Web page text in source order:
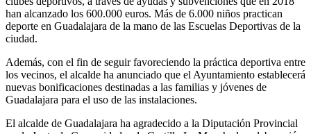
han alcanzado los 600.000 euros. Más de 6.000 niños practican
deporte en Guadalajara de la mano de las Escuelas Deportivas de la
ciudad.
Además, con el fin de seguir favoreciendo la práctica deportiva entre
los vecinos, el alcalde ha anunciado que el Ayuntamiento establecerá
nuevas bonificaciones destinadas a las familias y jóvenes de
Guadalajara para el uso de las instalaciones.
El alcalde de Guadalajara ha agradecido a la Diputación Provincial